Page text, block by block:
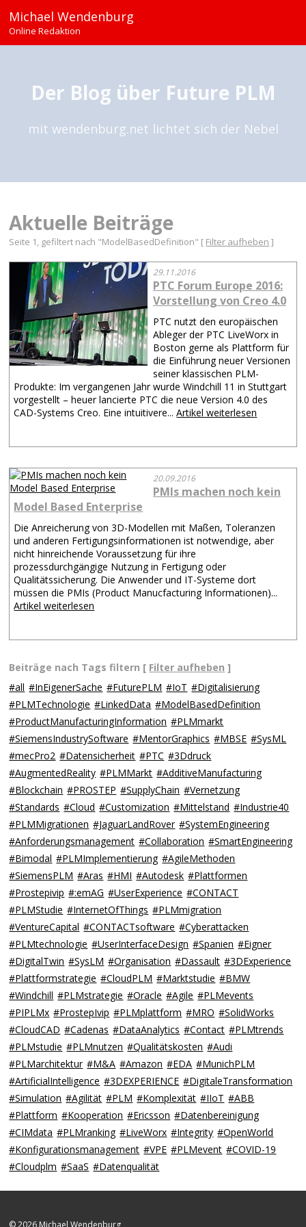
Michael Wendenburg
Online Redaktion
Der Blog über Future PLM
mit wendenburg.net lichtet sich der Nebel
Aktuelle Beiträge
Seite 1, gefiltert nach "ModelBasedDefinition" [ Filter aufheben ]
29.11.2016
PTC Forum Europe 2016:
Vorstellung von Creo 4.0
PTC nutzt den europäischen
Ableger der PTC LiveWorx in
Boston gerne als Plattform für
die Einführung neuer Versionen
seiner klassischen PLM-
Produkte: Im vergangenen Jahr wurde Windchill 11 in Stuttgart
vorgestellt – heuer lancierte PTC die neue Version 4.0 des
CAD-Systems Creo. Eine intuitivere...Artikel weiterlesen
20.09.2016
PMIs machen noch kein
Model Based Enterprise
Die Anreicherung von 3D-Modellen mit Maßen, Toleranzen
und anderen Fertigungsinformationen ist notwendige, aber
nicht hinreichende Voraussetzung für ihre
prozessdurchgängige Nutzung in Fertigung oder
Qualitätssicherung. Die Anwender und IT-Systeme dort
müssen die PMIs (Product Manucfacturing Informationen)...
Artikel weiterlesen
Beiträge nach Tags filtern [ Filter aufheben ]
#all #InEigenerSache #FuturePLM #IoT #Digitalisierung
#PLMTechnologie #LinkedData #ModelBasedDefinition
#ProductManufacturingInformation #PLMmarkt
#SiemensIndustrySoftware #MentorGraphics #MBSE #SysML
#mecPro2 #Datensicherheit #PTC #3Ddruck
#AugmentedReality #PLMMarkt #AdditiveManufacturing
#Blockchain #PROSTEP #SupplyChain #Vernetzung
#Standards #Cloud #Customization #Mittelstand #Industrie40
#PLMMigrationen #JaguarLandRover #SystemEngineering
#Anforderungsmanagement #Collaboration #SmartEngineering
#Bimodal #PLMImplementierung #AgileMethoden
#SiemensPLM #Aras #HMI #Autodesk #Plattformen
#Prostepivip #:emAG #UserExperience #CONTACT
#PLMStudie #InternetOfThings #PLMmigration
#VentureCapital #CONTACTsoftware #Cyberattacken
#PLMtechnologie #UserInterfaceDesign #Spanien #Eigner
#DigitalTwin #SysLM #Organisation #Dassault #3DExperience
#Plattformstrategie #CloudPLM #Marktstudie #BMW
#Windchill #PLMstrategie #Oracle #Agile #PLMevents
#PIPLMx #ProstepIvip #PLMplattform #MRO #SolidWorks
#CloudCAD #Cadenas #DataAnalytics #Contact #PLMtrends
#PLMstudie #PLMnutzen #Qualitätskosten #Audi
#PLMarchitektur #M&A #Amazon #EDA #MunichPLM
#ArtificialIntelligence #3DEXPERIENCE #DigitaleTransformation
#Simulation #Agilität #PLM #Komplexität #IIoT #ABB
#Plattform #Kooperation #Ericsson #Datenbereinigung
#CIMdata #PLMranking #LiveWorx #Integrity #OpenWorld
#Konfigurationsmanagement #VPE #PLMevent #COVID-19
#Cloudplm #SaaS #Datenqualität
© 2026 Michael Wendenburg